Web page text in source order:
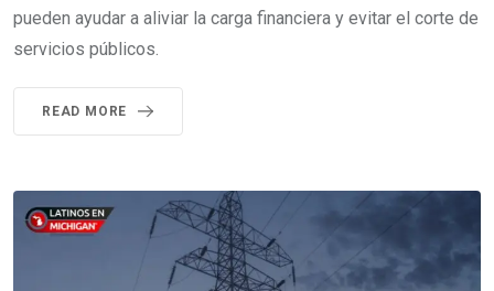
pueden ayudar a aliviar la carga financiera y evitar el corte de
servicios públicos.
READ MORE